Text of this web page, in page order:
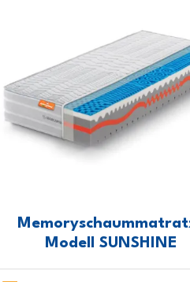
Modell SUNSHINE